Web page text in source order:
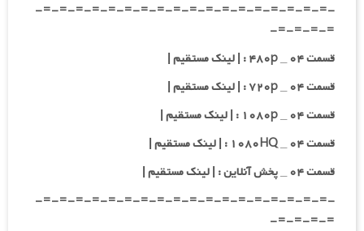
-=-=-=-=-=-=-=-=-=-=-=-=-=-=-=-=-=-=-
=-=-=-=-
قسمت ۰۴ _ ۴۸۰p : | لینک مستقیم |
قسمت ۰۴ _ ۷۲۰p : | لینک مستقیم |
قسمت ۰۴ _ ۱۰۸۰p : | لینک مستقیم |
قسمت ۰۴ _ ۱۰۸۰HQ : | لینک مستقیم |
قسمت ۰۴ _ پخش آنلاین : | لینک مستقیم |
-=-=-=-=-=-=-=-=-=-=-=-=-=-=-=-=-=-=-
=-=-=-=-